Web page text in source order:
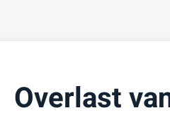
Overlast